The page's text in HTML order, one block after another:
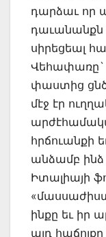
դարձաւ որ
դաւանանքն է
սիրեցեալ
Վեհափառը`
փաստից
մէջ էր
հրճուանքի
անձամբ ինձ
Իտալիայի
ինքը եւ իր
այդ